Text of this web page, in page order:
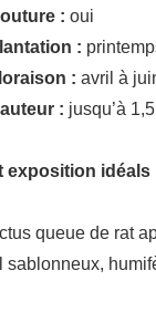
: oui
:
: avril à
: jusqu’à
exposition
queue de rat
sablonneux,